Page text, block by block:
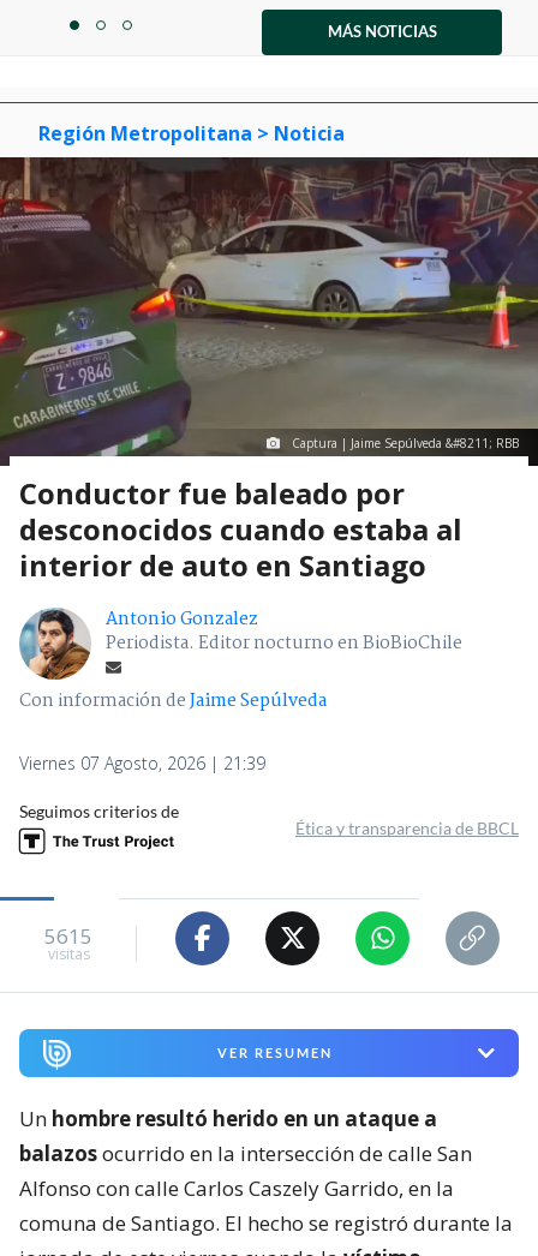
itemitemitem
MÁS NOTICIAS
Región Metropolitana > Noticia
Captura | Jaime Sepúlveda &#8211; RBB
Conductor fue baleado por
desconocidos cuando estaba al
interior de auto en Santiago
Antonio Gonzalez
Periodista. Editor nocturno en BioBioChile
Con información deJaime Sepúlveda
Viernes 07 Agosto, 2026 | 21:39
Seguimos criterios de
Ética y transparencia de BBCL
5615
visitas
VER RESUMEN
Un hombre resultó herido en un ataque a
balazosocurrido en la intersección de calle San
Alfonso con calle Carlos Caszely Garrido, en la
comuna de Santiago. El hecho se registró durante la